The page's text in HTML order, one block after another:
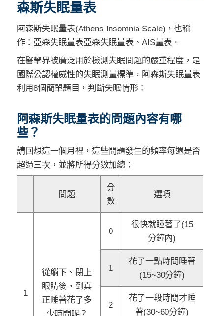
森斯失眠量表
阿森斯失眠量表(Athens Insomnia Scale)，也稱
作：亞森失眠量表亞森失眠量表、AIS量表。
在醫學界被廣泛用於檢測失眠問題的嚴重程度，是
國際公認權威性的失眠測量標準，阿森斯失眠量表
利用8個簡單題目，判斷失眠情形：
阿森斯失眠量表的問題內容有哪
些？
請回想這一個月裡，這些問題發生的頻率每週是否
超過三次，並將所得分數加總：
問題
分
數
選項
1
從躺下、閉上
眼睛後，到真
正睡著花了多
少時間呢？
0
很快就睡著了(15
分鐘內)
1
花了一點時間睡著
(15~30分鐘)
2
花了一段時間才睡
著(30~60分鐘)